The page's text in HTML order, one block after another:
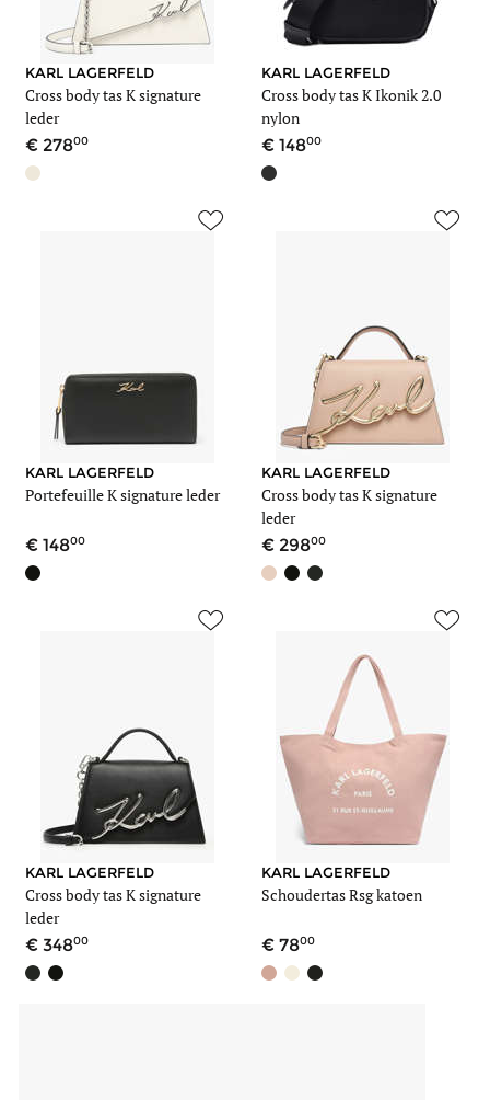
KARL LAGERFELD
Cross body tas K signature
leder
27800
KARL LAGERFELD
Cross body tas K Ikonik 2.0
nylon
14800
KARL LAGERFELD
Portefeuille K signature leder
14800
KARL LAGERFELD
Cross body tas K signature
leder
29800
KARL LAGERFELD
Cross body tas K signature
leder
34800
KARL LAGERFELD
Schoudertas Rsg katoen
7800